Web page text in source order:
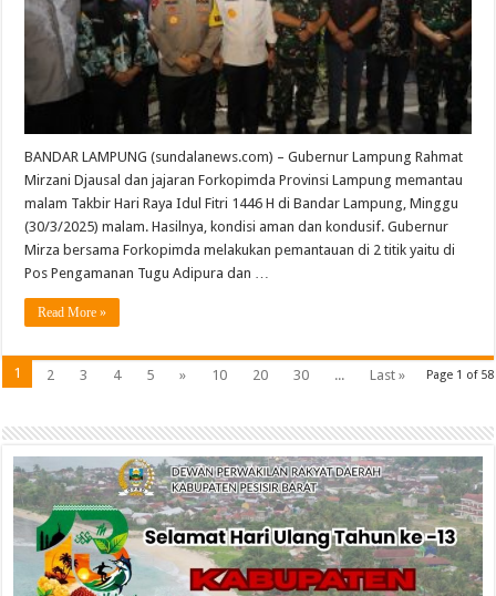
BANDAR LAMPUNG (sundalanews.com) – Gubernur Lampung Rahmat
Mirzani Djausal dan jajaran Forkopimda Provinsi Lampung memantau
malam Takbir Hari Raya Idul Fitri 1446 H di Bandar Lampung, Minggu
(30/3/2025) malam. Hasilnya, kondisi aman dan kondusif. Gubernur
Mirza bersama Forkopimda melakukan pemantauan di 2 titik yaitu di
Pos Pengamanan Tugu Adipura dan …
Read More »
Page 1 of 58
1 2 3 4 5 » 10 20 30 ... Last »